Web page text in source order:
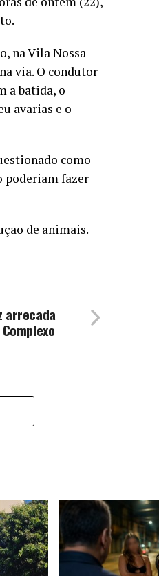
na Vila Nossa
via. O condutor
a batida, o
avarias e o
como
poderiam fazer
de animais.
arrecada